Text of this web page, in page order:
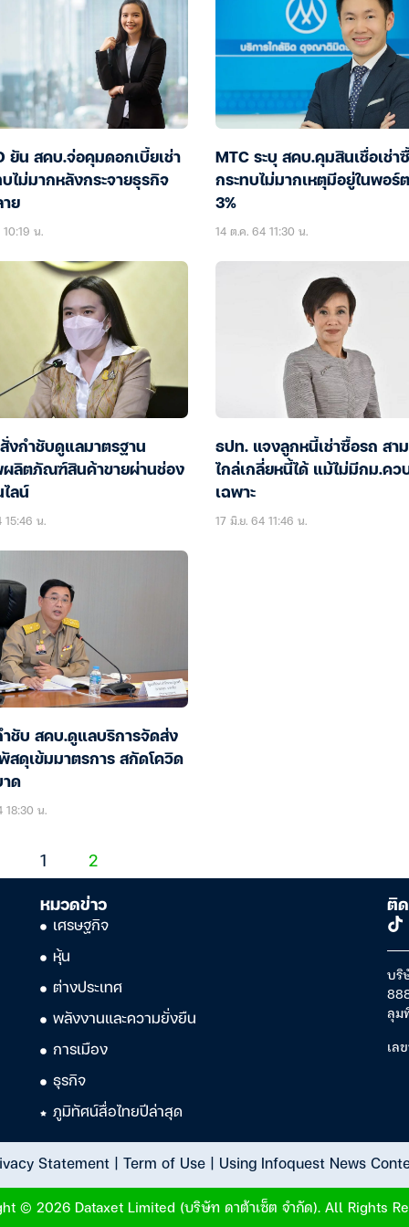
ยัน สคบ.จ่อคุมดอกเบี้ยเช่า
ไม่มากหลังกระจายธุรกิจ
าย
น.
MTC ระบุ สคบ.คุมสินเชื่อเช่า
กระทบไม่มากเหตุมีอยู่ในพอร์
3%
14 ต.ค. 64 11:30 น.
งกำชับดูแลมาตรฐาน
ลิตภัณฑ์สินค้าขายผ่านช่อง
ลน์
15:46 น.
ธปท. แจงลูกหนี้เช่าซื้อรถ สา
ไกล่เกลี่ยหนี้ได้ แม้ไม่มีกม.คว
เฉพาะ
17 มิ.ย. 64 11:46 น.
ำชับ สคบ.ดูแลบริการจัดส่ง
สดุเข้มมาตรการ สกัดโควิด
าด
18:30 น.
1 2
หมวดข่าว
เศรษฐกิจ
หุ้น
ต่างประเทศ
พลังงานและความยั่งยืน
การเมือง
ธุรกิจ
ภูมิทัศน์สื่อไทยปีล่าสุด
ติด
บริ
ลุม
เล
Statement| Term of Use| Using Infoquest News
© 2026 Dataxet Limited (บริษัท ดาต้าเซ็ต จำกัด). All Rights